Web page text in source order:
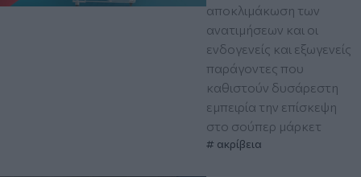
αποκλιμάκωση των
ανατιμήσεων και οι
ενδογενείς και εξωγενείς
παράγοντες που
καθιστούν δυσάρεστη
εμπειρία την επίσκεψη
στο σούπερ μάρκετ
ακρίβεια